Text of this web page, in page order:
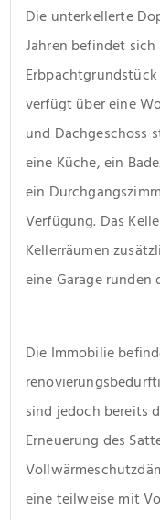
Die unterkellerte
Jahren befindet sich
Erbpachtgrundstück
verfügt über eine
und Dachgeschoss
eine Küche, ein
ein
Verfügung. Das
Kellerräumen
eine Garage runden
Die Immobilie
sind jedoch bereits
Erneuerung des
eine teilweise mit